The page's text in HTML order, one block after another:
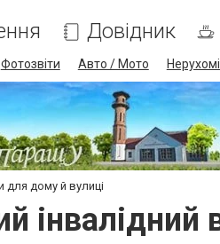
Довідник
Фотозвіти Авто / Мото
для дому й вулиці
інвалідний